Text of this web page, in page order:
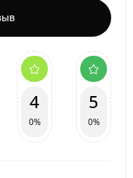
4
0%
5
0%